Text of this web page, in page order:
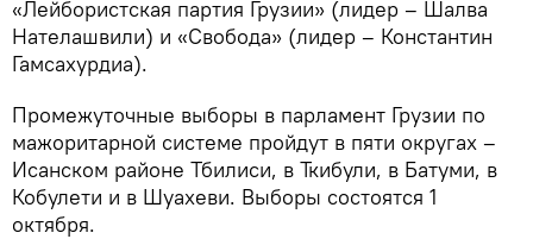
«Лейбористская партия Грузии» (лидер – Шалва
Нателашвили) и «Свобода» (лидер – Константин
Гамсахурдиа).
Промежуточные выборы в парламент Грузии по
мажоритарной системе пройдут в пяти округах –
Исанском районе Тбилиси, в Ткибули, в Батуми, в
Кобулети и в Шуахеви. Выборы состоятся 1
октября.